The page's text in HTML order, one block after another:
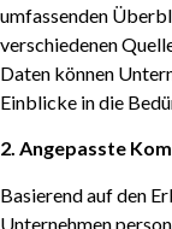
umfassenden
verschiedenen
Daten können
Einblicke in die
2. Angepasste
Basierend auf den
Unternehmen